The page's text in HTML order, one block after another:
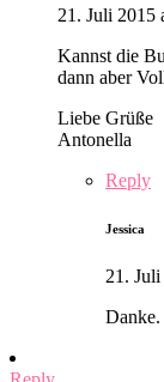
21. Juli 2015
Kannst die
dann aber
Liebe Grüße
Antonella
Reply
Jessica
21.